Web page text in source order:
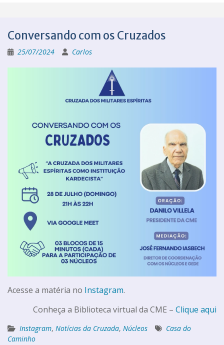
Conversando com os Cruzados
25/07/2024 Carlos
Acesse a matéria no Instagram.
Conheça a Biblioteca virtual da CME – Clique aqui
Instagram, Notícias da Cruzada, Núcleos
Casa do
Caminho